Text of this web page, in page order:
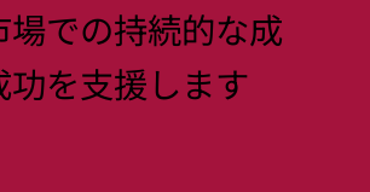
場での持続的な成
功を支援します